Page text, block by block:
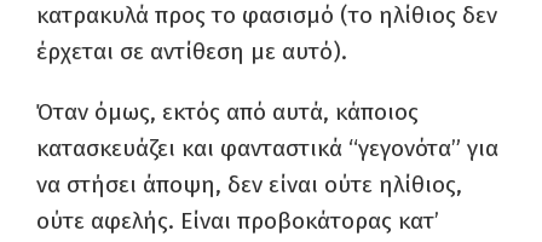
κατρακυλά προς το φασισμό (το ηλίθιος δεν
έρχεται σε αντίθεση με αυτό).
Όταν όμως, εκτός από αυτά, κάποιος
κατασκευάζει και φανταστικά “γεγονότα” για
να στήσει άποψη, δεν είναι ούτε ηλίθιος,
ούτε αφελής. Είναι προβοκάτορας κατ’